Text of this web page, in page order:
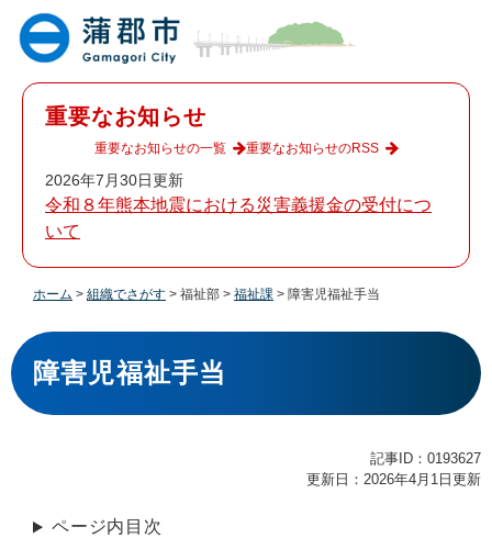
重要なお知らせ
2026年7月30日更新
令和８年熊本地震における災害義援金の受付につ
いて
重要なお知らせの一覧 重要なお知らせのRSS
ホーム > 組織でさがす > 福祉部 > 福祉課 > 障害児福祉手当
本
文
障害児福祉手当
記事ID：0193627
更新日：2026年4月1日更新
ページ内目次